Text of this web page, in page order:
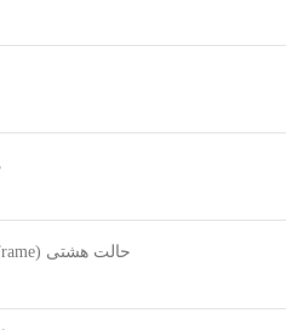
حالت هشتی (A-Frame): ایمن و با ثبات بالا برای دسترسی‌های میانی.